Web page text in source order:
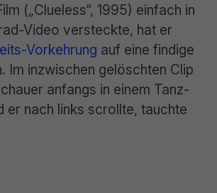
(„Clueless“, 1995) einfach in
Video versteckte, hat er
Vorkehrung auf eine findige
Im inzwischen gelöschten Clip
anfangs in einem Tanz-
er nach links scrollte, tauchte